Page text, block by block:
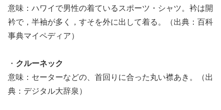
意味：ハワイで男性の着ているスポーツ・シャツ。衿は開
衿で，半袖が多く，すそを外に出して着る。（出典：百科
事典マイペディア）
・ クルーネック
意味：セーターなどの、首回りに合った丸い襟あき。（出
典：デジタル大辞泉）